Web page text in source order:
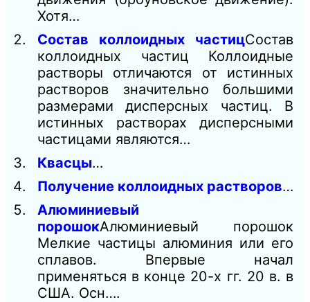
Хотя…
Состав коллоидных частицСостав
коллоидных частиц Коллоидные
растворы отличаются от истинных
растворов значительно большими
размерами дисперсных частиц. В
истинных растворах дисперсными
частицами являются…
Квасцы…
Получение коллоидных растворов…
Алюминиевый
порошокАлюминиевый порошок
Мелкие частицы алюминия или его
сплавов. Впервые начал
применяться в конце 20-х гг. 20 в. в
США. Осн….